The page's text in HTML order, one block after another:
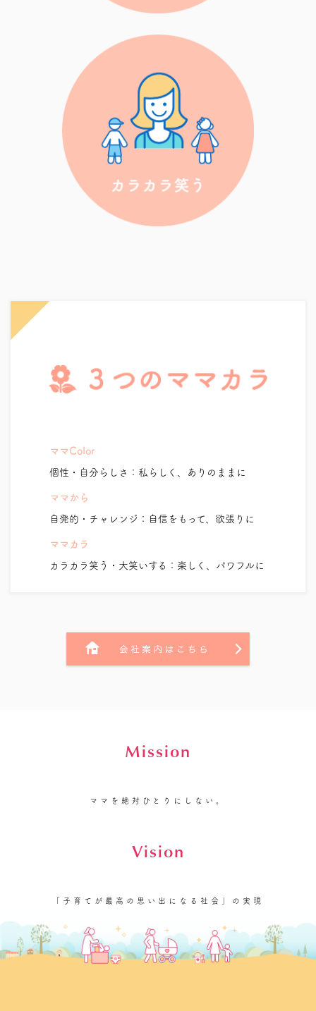
ママColor
個性・自分らしさ：私らしく、ありのままに
ママから
自発的・チャレンジ：自信をもって、欲張りに
ママカラ
カラカラ笑う・大笑いする：楽しく、パワフルに
Mission
ママを絶対ひとりにしない。
Vision
「子育てが最高の思い出になる社会」の実現